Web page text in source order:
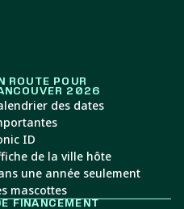
ROUTE POUR
2026
des dates
ID
de la ville hôte
une année seulement
mascottes
FINANCEMENT